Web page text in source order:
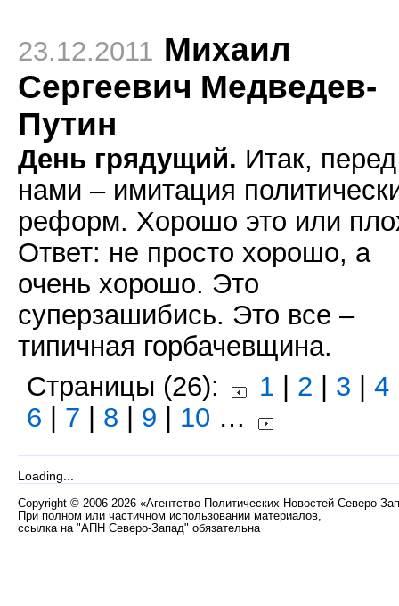
23.12.2011 Михаил
Сергеевич Медведев-
Путин
День грядущий. Итак, перед
нами – имитация
реформ. Хорошо это или
Ответ: не просто хорошо, а
очень хорошо. Это
суперзашибись. Это все –
типичная горбачевщина.
Страницы (26):
1 2 3 4
6
7 8 9 10 …
Loading...
Copyright © 2006-2026 «Агентство Политических Новостей Северо-
При полном или частичном использовании материалов,
ссылка на "АПН Северо-Запад" обязательна